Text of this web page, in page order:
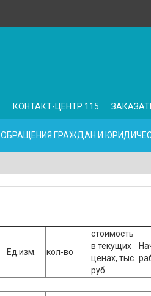
КОНТАКТ-ЦЕНТР 115
ОБРАЩЕНИЯ ГРАЖДАН И
Ед.изм. кол-во
стоимость
в текущих
ценах, тыс.
руб.